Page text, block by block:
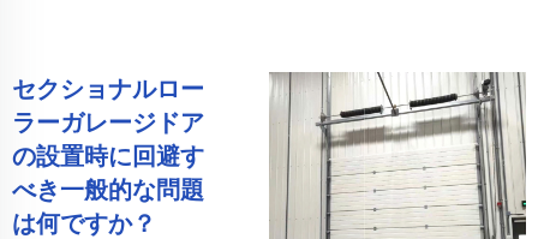
セクショナルロー
ラーガレージドア
の設置時に回避す
べき一般的な問題
は何ですか？